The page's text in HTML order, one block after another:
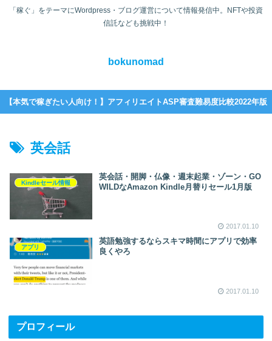
「稼ぐ」をテーマにWordpress・ブログ運営について情報発信中。NFTや投資
信託なども挑戦中！
bokunomad
【本気で稼ぎたい人向け！】アフィリエイトASP審査難易度比較2022年版
英会話
Kindleセール情報
英会話・開脚・仏像・週末起業・ゾーン・GO
WILDなAmazon Kindle月替りセール1月版
2017.01.10
アプリ
英語勉強するならスキマ時間にアプリで効率
良くやろ
2017.01.10
プロフィール